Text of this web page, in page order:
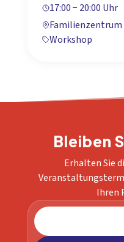
17:00 − 20:00 Uhr
Familienzentrum
Workshop
Bleiben
Erhalten Sie
Ihren